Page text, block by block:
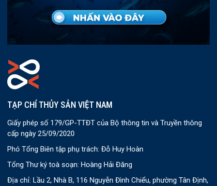
TẠP CHÍ THỦY SẢN VIỆT NAM
Giấy phép số 179/GP-TTĐT của Bộ thông tin và Truyền thông
cấp ngày 25/09/2020
Phó Tổng Biên tập phụ trách: Đỗ Huy Hoàn
Tổng Thư ký toà soạn: Hoàng Hải Đăng
Địa chỉ: Lầu 2, Nhà B, 116 Nguyễn Đình Chiểu, phường Tân Định,